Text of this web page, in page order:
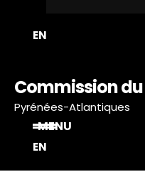
EN
Commission
Pyrénées-Atlantiques
MENU
EN